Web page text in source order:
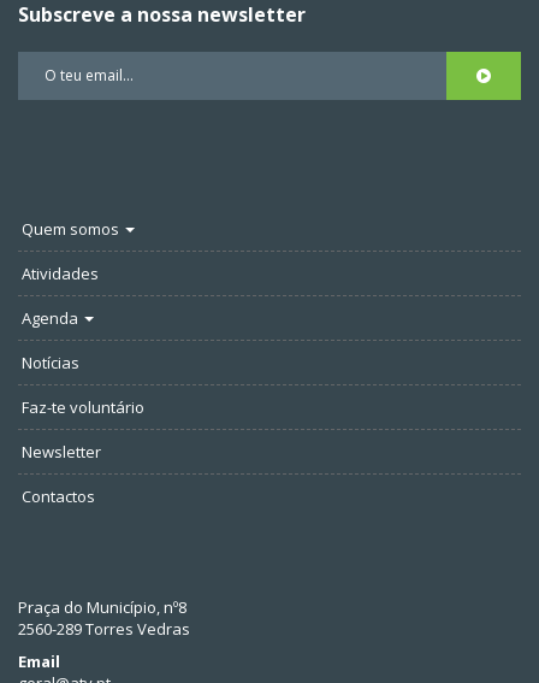
Subscreve a nossa newsletter
Quem somos
Atividades
Agenda
Notícias
Faz-te voluntário
Newsletter
Contactos
Praça do Município, nº8
2560-289 Torres Vedras
Email